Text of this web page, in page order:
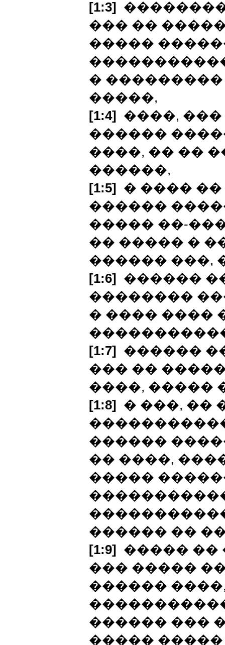
[1:3]
��� ��
�����
�
�����,
[1:4] ����,
������
����, �� ��
������,
[1:5] � ����
������
����� ��-
�� ����� �
������ ���,
[1:6] ������
��������
� ���� ����
[1:7] ������
��� ��
����, �����
[1:8] � ���, ��
������
�� ����,
�����
������ ��
[1:9] ����� ��
��� �����
������
������ ���
�����